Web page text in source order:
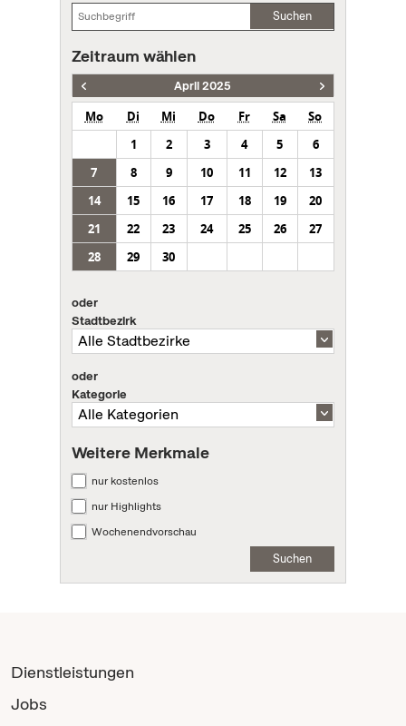
Suchen
Zeitraum wählen
April 2025
Mo Di Mi Do Fr Sa
So
1
2 3 4 5
6
7
8 9 10 11 12
13
14
15 16 17 18 19
20
21
22 23 24 25 26
27
28
29 30
oder
Stadtbezirk
oder
Kategorie
Weitere Merkmale
nur kostenlos
nur Highlights
Wochenendvorschau
Suchen
Dienstleistungen
Jobs